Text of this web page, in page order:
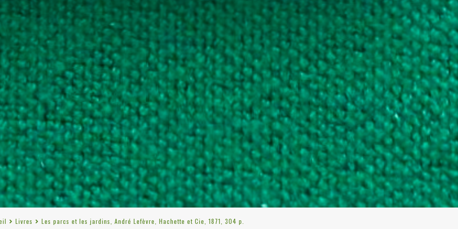
Livres Les parcs et les jardins, André Lefèvre, Hachette et Cie, 1871, 304 p.